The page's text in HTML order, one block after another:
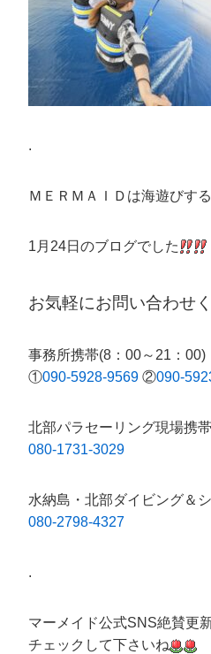
.
ＭＥＲＭＡＩＤは海遊びす
1月24日のブログでした
お気軽にお問い合わせ
事務所携帯(8：00～21：00)
①090-5928-9569 ②090-
北部パラセーリング現場携
080-1731-3029
水納島・北部ダイビング＆
080-2798-4327
.
マーメイド公式SNS絶賛更
チェックして下さいね